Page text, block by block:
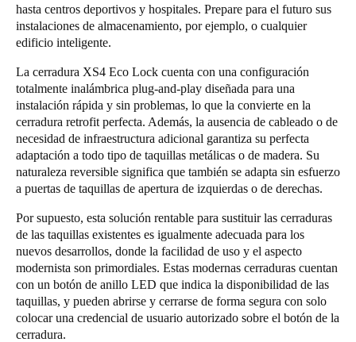
hasta centros deportivos y hospitales. Prepare para el futuro sus
instalaciones de almacenamiento, por ejemplo, o cualquier
edificio inteligente.
La cerradura XS4 Eco Lock cuenta con una configuración
totalmente inalámbrica plug-and-play diseñada para una
instalación rápida y sin problemas, lo que la convierte en la
cerradura retrofit perfecta. Además, la ausencia de cableado o de
necesidad de infraestructura adicional garantiza su perfecta
adaptación a todo tipo de taquillas metálicas o de madera. Su
naturaleza reversible significa que también se adapta sin esfuerzo
a puertas de taquillas de apertura de izquierdas o de derechas.
Por supuesto, esta solución rentable para sustituir las cerraduras
de las taquillas existentes es igualmente adecuada para los
nuevos desarrollos, donde la facilidad de uso y el aspecto
modernista son primordiales. Estas modernas cerraduras cuentan
con un botón de anillo LED que indica la disponibilidad de las
taquillas, y pueden abrirse y cerrarse de forma segura con solo
colocar una credencial de usuario autorizado sobre el botón de la
cerradura.